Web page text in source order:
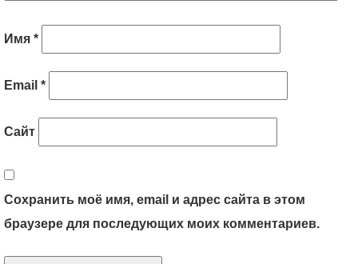
Имя *
Email *
Сайт
Сохранить моё имя, email и адрес сайта в этом
браузере для последующих моих комментариев.